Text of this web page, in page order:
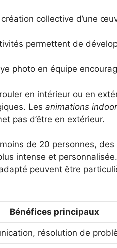
collective d’une
permettent de
photo en équipe
en intérieur ou en
Les animations indoor
pas d’être en extérieur.
de 20 personnes,
intense et
peuvent être
Bénéfices principaux
résolution de